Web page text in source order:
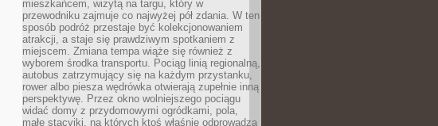
mieszkańcem, wizytą na targu, który w
przewodniku zajmuje co najwyżej pół zdania. W ten
sposób podróż przestaje być kolekcjonowaniem
atrakcji, a staje się prawdziwym spotkaniem z
miejscem. Zmiana tempa wiąże się również z
wyborem środka transportu. Pociąg linią regionalną,
autobus zatrzymujący się na każdym przystanku,
rower albo piesza wędrówka otwierają zupełnie inną
perspektywę. Przez okno wolniejszego pociągu
widać domy z przydomowymi ogródkami, pola,
małe stacyjki, na których ktoś właśnie odprowadza